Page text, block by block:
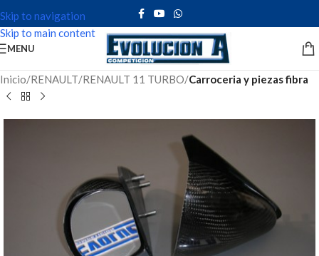
Skip to navigation
Skip to main content
MENU
Inicio RENAULT RENAULT 11 TURBO Carroceria y piezas fibra